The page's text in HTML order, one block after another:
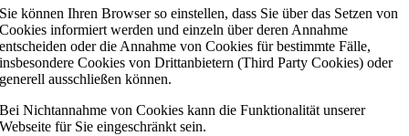
Sie können Ihren Browser so einstellen, dass Sie über das Setzen von
Cookies informiert werden und einzeln über deren Annahme
entscheiden oder die Annahme von Cookies für bestimmte Fälle,
insbesondere Cookies von Drittanbietern (Third Party Cookies) oder
generell ausschließen können.
Bei Nichtannahme von Cookies kann die Funktionalität unserer
Webseite für Sie eingeschränkt sein.